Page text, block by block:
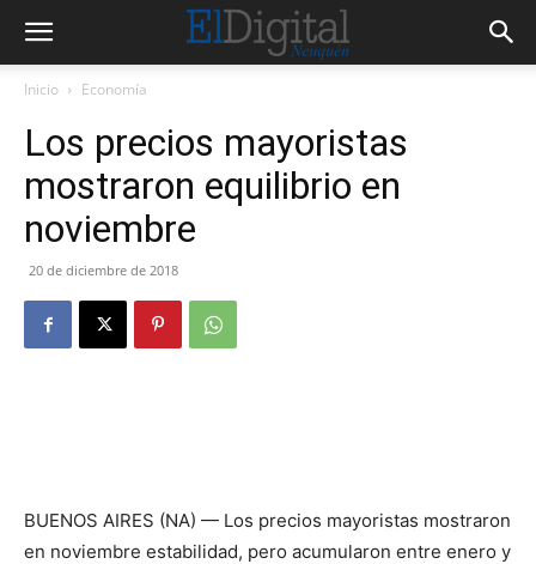
Inicio Economía
Los precios mayoristas
mostraron equilibrio en
noviembre
20 de diciembre de 2018
BUENOS AIRES (NA) — Los precios mayoristas mostraron
en noviembre estabilidad, pero acumularon entre enero y